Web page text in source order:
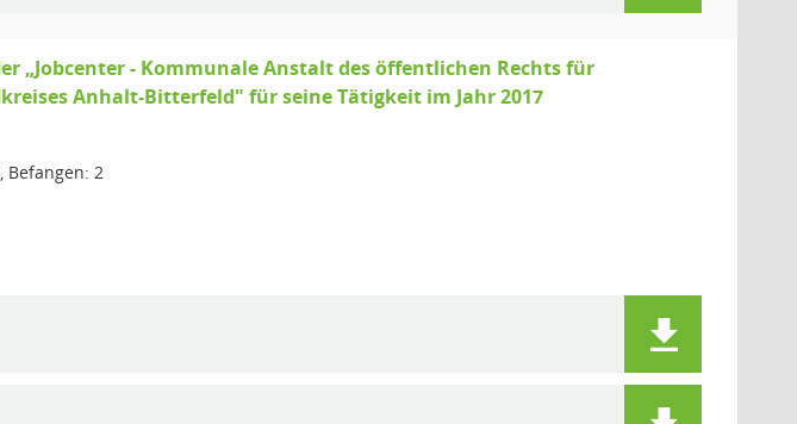
„Jobcenter - Kommunale Anstalt des öffentlichen Rechts für
Anhalt-Bitterfeld" für seine Tätigkeit im Jahr 2017
Befangen: 2